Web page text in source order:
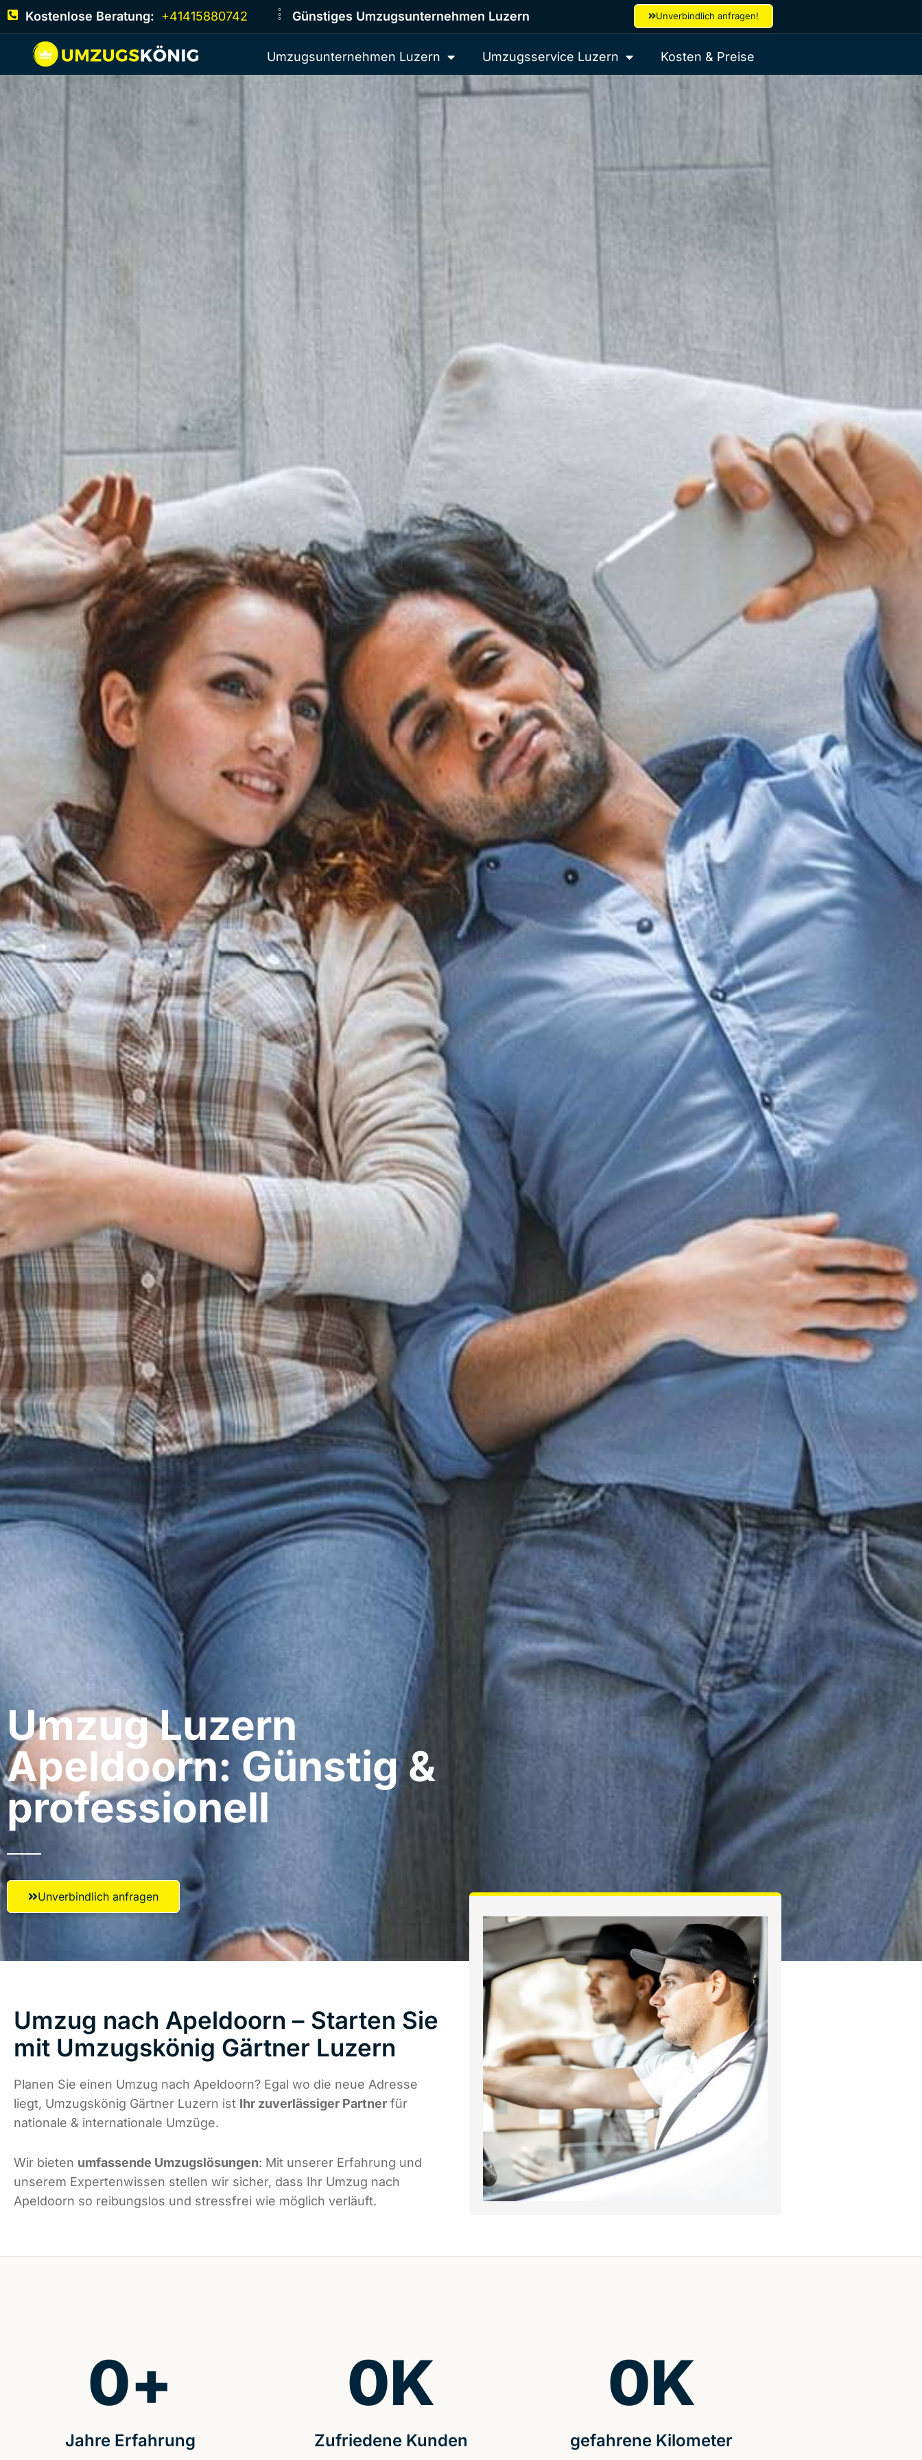
Kostenlose Beratung: +41415880742 Günstiges Umzugsunternehmen Luzern Unverbindlich anfragen!
Umzugsunternehmen Luzern Umzugsservice Luzern Kosten & Preise
Umzug Luzern​
Apeldoorn: Günstig &
professionell​
Unverbindlich anfragen
Umzug nach Apeldoorn – Starten Sie
mit Umzugskönig Gärtner Luzern
Planen Sie einen Umzug nach Apeldoorn? Egal wo die neue Adresse
liegt, Umzugskönig Gärtner Luzern ist Ihr zuverlässiger Partner für
nationale & internationale Umzüge.
Wir bieten umfassende Umzugslösungen: Mit unserer Erfahrung und
unserem Expertenwissen stellen wir sicher, dass Ihr Umzug nach
Apeldoorn so reibungslos und stressfrei wie möglich verläuft.
Jahre Erfahrung
0+
Zufriedene Kunden
0K
gefahrene Kilometer
0K